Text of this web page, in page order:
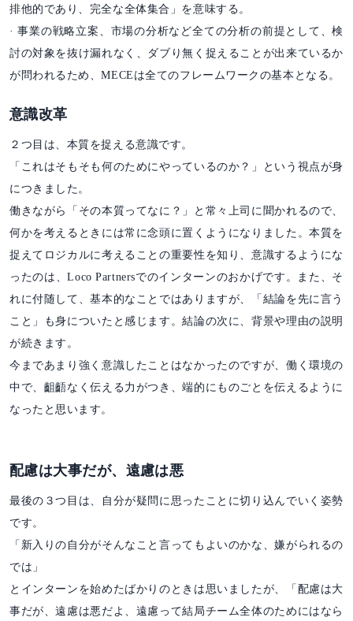
排他的であり、完全な全体集合」を意味する。
· 事業の戦略立案、市場の分析など全ての分析の前提として、検
討の対象を抜け漏れなく、ダブり無く捉えることが出来ているか
が問われるため、MECEは全てのフレームワークの基本となる。
意識改革
２つ目は、本質を捉える意識です。
「これはそもそも何のためにやっているのか？」という視点が身
につきました。
働きながら「その本質ってなに？」と常々上司に聞かれるので、
何かを考えるときには常に念頭に置くようになりました。本質を
捉えてロジカルに考えることの重要性を知り、意識するようにな
ったのは、Loco Partnersでのインターンのおかげです。また、そ
れに付随して、基本的なことではありますが、「結論を先に言う
こと」も身についたと感じます。結論の次に、背景や理由の説明
が続きます。
今まであまり強く意識したことはなかったのですが、働く環境の
中で、齟齬なく伝える力がつき、端的にものごとを伝えるように
なったと思います。
配慮は大事だが、遠慮は悪
最後の３つ目は、自分が疑問に思ったことに切り込んでいく姿勢
です。
「新入りの自分がそんなこと言ってもよいのかな、嫌がられるの
では」
とインターンを始めたばかりのときは思いましたが、「配慮は大
事だが、遠慮は悪だよ、遠慮って結局チーム全体のためにはなら